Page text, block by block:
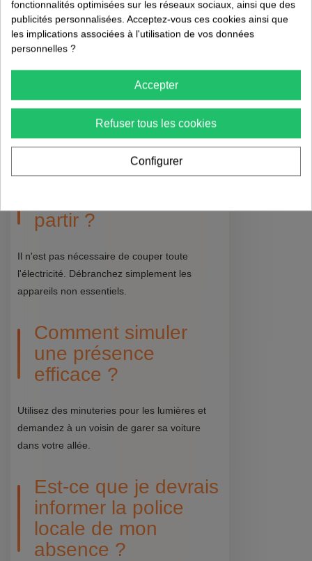
personne de confiance :
il est bon d'avoir quelqu'un qui peut accéder à
votre maison.
FAQ : Questions
Fréquemment
Posées ❓
Dois-je couper
partir ?
Il n'est pas nécessaire de couper toute
l'électricité. Débranchez simplement les
appareils non essentiels.
Comment simuler
une présence
efficace ?
Utilisez des minuteries pour les lumières et
demandez à un voisin de garer sa voiture
dans votre allée.
Est-ce que je devrais
informer la police
locale de mon
absence ?
fonctionnalités optimisées sur les réseaux sociaux, ainsi que des
publicités personnalisées. Acceptez-vous ces cookies ainsi que
les implications associées à l'utilisation de vos données
personnelles ?
Accepter
Refuser tous les cookies
Configurer